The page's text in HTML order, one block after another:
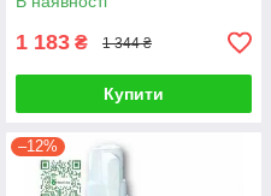
1 183 ₴ 1 344 ₴
Купити
–12%